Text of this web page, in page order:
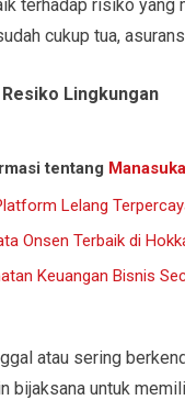
terhadap risiko yang
cukup tua,
Lingkungan
tentang Manasuka
Lelang
Onsen Terbaik di
Keuangan Bisnis
atau sering
bijaksana untuk